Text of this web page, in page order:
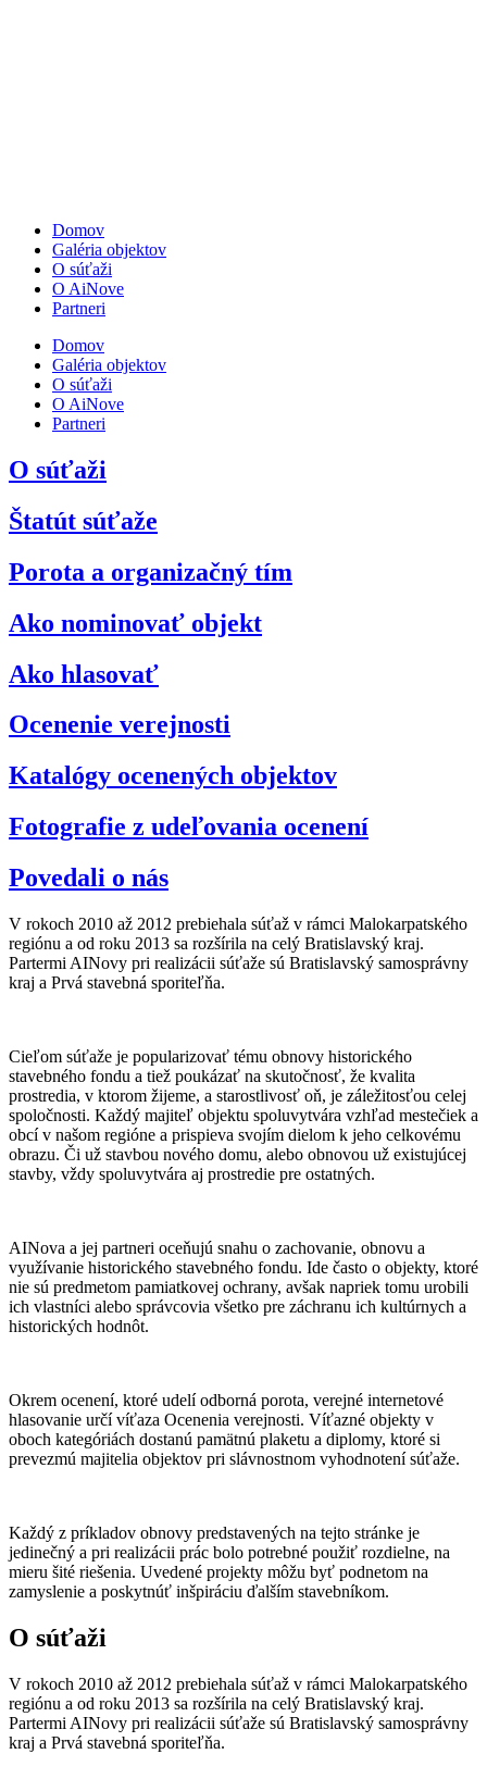
Domov
Galéria objektov
O súťaži
O AiNove
Partneri
Domov
Galéria objektov
O súťaži
O AiNove
Partneri
O súťaži
Štatút súťaže
Porota a organizačný tím
Ako nominovať objekt
Ako hlasovať
Ocenenie verejnosti
Katalógy ocenených objektov
Fotografie z udeľovania ocenení
Povedali o nás
V rokoch 2010 až 2012 prebiehala súťaž v rámci Malokarpatského
regiónu a od roku 2013 sa rozšírila na celý Bratislavský kraj.
Partermi AINovy pri realizácii súťaže sú Bratislavský samosprávny
kraj a Prvá stavebná sporiteľňa.
Cieľom súťaže je popularizovať tému obnovy historického
stavebného fondu a tiež poukázať na skutočnosť, že kvalita
prostredia, v ktorom žijeme, a starostlivosť oň, je záležitosťou celej
spoločnosti. Každý majiteľ objektu spoluvytvára vzhľad mestečiek a
obcí v našom regióne a prispieva svojím dielom k jeho celkovému
obrazu. Či už stavbou nového domu, alebo obnovou už existujúcej
stavby, vždy spoluvytvára aj prostredie pre ostatných.
AINova a jej partneri oceňujú snahu o zachovanie, obnovu a
využívanie historického stavebného fondu. Ide často o objekty, ktoré
nie sú predmetom pamiatkovej ochrany, avšak napriek tomu urobili
ich vlastníci alebo správcovia všetko pre záchranu ich kultúrnych a
historických hodnôt.
Okrem ocenení, ktoré udelí odborná porota, verejné internetové
hlasovanie určí víťaza Ocenenia verejnosti. Víťazné objekty v
oboch kategóriách dostanú pamätnú plaketu a diplomy, ktoré si
prevezmú majitelia objektov pri slávnostnom vyhodnotení súťaže.
Každý z príkladov obnovy predstavených na tejto stránke je
jedinečný a pri realizácii prác bolo potrebné použiť rozdielne, na
mieru šité riešenia. Uvedené projekty môžu byť podnetom na
zamyslenie a poskytnúť inšpiráciu ďalším stavebníkom.
O súťaži
V rokoch 2010 až 2012 prebiehala súťaž v rámci Malokarpatského
regiónu a od roku 2013 sa rozšírila na celý Bratislavský kraj.
Partermi AINovy pri realizácii súťaže sú Bratislavský samosprávny
kraj a Prvá stavebná sporiteľňa.